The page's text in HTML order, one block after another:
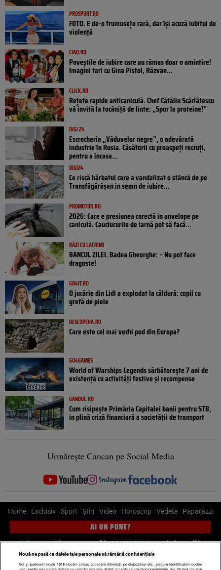
PROSPORT.RO
FOTO. E de-o frumusețe rară, dar își acuză iubitul de
violență
CIAO.RO
Poveştile de iubire care au rămas doar o amintire!
Imagini tari cu Gina Pistol, Răzvan...
CLICK.RO
Rețete rapide anticaniculă. Chef Cătălin Scărlătescu
vă invită la tocăniță de linte: „Spor la proteine!”
DIGI 24
Escrocheria „Văduvelor negre”, o adevărată
industrie în Rusia. Căsătorii cu proaspeți recruți,
pentru a încasa...
DIGI24
Ce riscă bărbatul care a vandalizat o stâncă de pe
Transfăgărășan în semn de iubire...
PROMOTOR.RO
2026: Care e presiunea corectă în anvelope pe
caniculă. Cauciucurile de iarnă pot să facă...
RÂZI CU LACRIMI
BANCUL ZILEI. Badea Gheorghe: – Nu pot face
dragoste!
GO4IT.RO
O jucărie din Lidl a explodat la căldură: copil cu
grefă de piele
DESCOPERA.RO
Care este cel mai vechi pod din Europa?
GO4GAMES
World of Warships Legends sărbătorește 7 ani de
existență cu activități festive și recompense
GANDUL.RO
Cum risipește Primăria Capitalei banii pentru STB,
în plină criză financiară a societății de transport
Urmărește Cancan pe Social Media
Home Exclusiv Sport Știri Video Horoscop Vedete Paparazzi
AI UN PONT?
Scrie-ne pe Whatsapp, sună la 0741226226 sau trimite mail la
pont@cancan.ro
Nouă ne pasă ca datele tale personale să rămână confidențiale
Noi și partenerii noștri 1019stocăm și/sau accesăm informații pe dispozitivul dvs., precum identificatorii cookie
unici pentru prelucrarea datelor cu caracter personal. Puteți accepta sau gestiona preferințele dvs. făcând clic mai